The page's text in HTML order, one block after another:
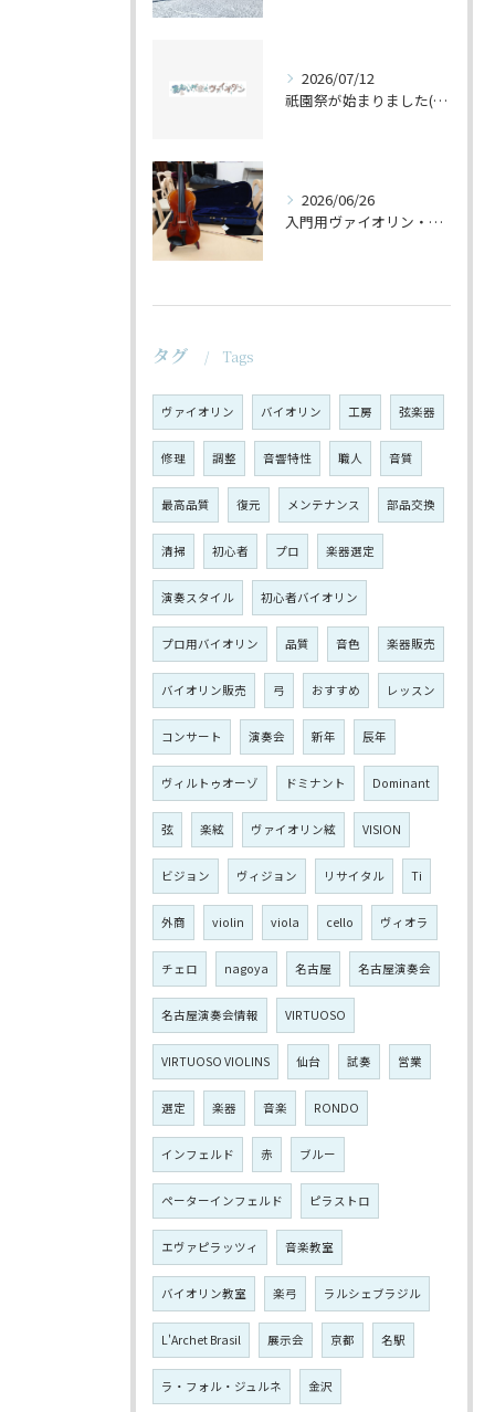
2026/07/12
祇園祭が始まりました(^^♪
2026/06/26
入門用ヴァイオリン・セットの仕上げ♪
タグ Tags
ヴァイオリン バイオリン 工房 弦楽器
修理 調整 音響特性 職人 音質
最高品質 復元 メンテナンス 部品交換
清掃 初心者 プロ 楽器選定
演奏スタイル 初心者バイオリン
プロ用バイオリン 品質 音色 楽器販売
バイオリン販売 弓 おすすめ レッスン
コンサート 演奏会 新年 辰年
ヴィルトゥオーゾ ドミナント Dominant
弦 楽絃 ヴァイオリン絃 VISION
ビジョン ヴィジョン リサイタル Ti
外商 violin viola cello ヴィオラ
チェロ nagoya 名古屋 名古屋演奏会
名古屋演奏会情報 VIRTUOSO
VIRTUOSO VIOLINS 仙台 試奏 営業
選定 楽器 音楽 RONDO
インフェルド 赤 ブルー
ペーターインフェルド ピラストロ
エヴァピラッツィ 音楽教室
バイオリン教室 楽弓 ラルシェブラジル
L'Archet Brasil 展示会 京都 名駅
ラ・フォル・ジュルネ 金沢